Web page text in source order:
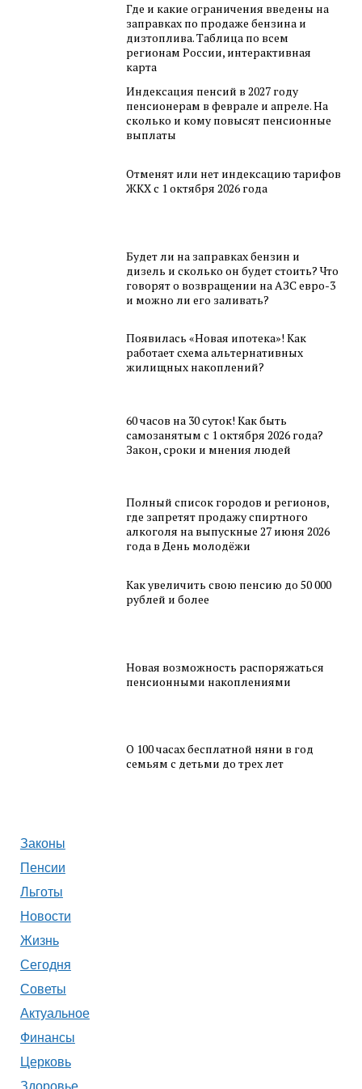
Где и какие ограничения введены на
заправках по продаже бензина и
дизтоплива. Таблица по всем
регионам России, интерактивная
карта
Индексация пенсий в 2027 году
пенсионерам в феврале и апреле. На
сколько и кому повысят пенсионные
выплаты
Отменят или нет индексацию тарифов
ЖКХ с 1 октября 2026 года
Будет ли на заправках бензин и
дизель и сколько он будет стоить? Что
говорят о возвращении на АЗС евро-3
и можно ли его заливать?
Появилась «Новая ипотека»! Как
работает схема альтернативных
жилищных накоплений?
60 часов на 30 суток! Как быть
самозанятым с 1 октября 2026 года?
Закон, сроки и мнения людей
Полный список городов и регионов,
где запретят продажу спиртного
алкоголя на выпускные 27 июня 2026
года в День молодёжи
Как увеличить свою пенсию до 50 000
рублей и более
Новая возможность распоряжаться
пенсионными накоплениями
О 100 часах бесплатной няни в год
семьям с детьми до трех лет
Законы
Пенсии
Льготы
Новости
Жизнь
Сегодня
Советы
Актуальное
Финансы
Церковь
Здоровье